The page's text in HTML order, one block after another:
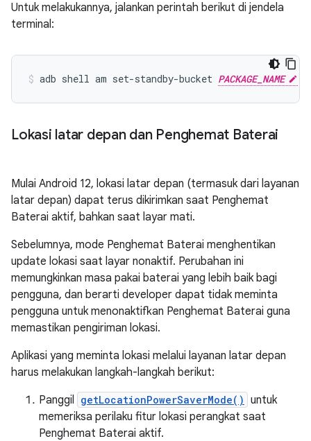
Untuk melakukannya, jalankan perintah berikut di jendela
terminal:
adb shell am set-standby-bucket PACKAGE_NAME
Lokasi latar depan dan Penghemat Baterai
Mulai Android 12, lokasi latar depan (termasuk dari layanan
latar depan) dapat terus dikirimkan saat Penghemat
Baterai aktif, bahkan saat layar mati.
Sebelumnya, mode Penghemat Baterai menghentikan
update lokasi saat layar nonaktif. Perubahan ini
memungkinkan masa pakai baterai yang lebih baik bagi
pengguna, dan berarti developer dapat tidak meminta
pengguna untuk menonaktifkan Penghemat Baterai guna
memastikan pengiriman lokasi.
Aplikasi yang meminta lokasi melalui layanan latar depan
harus melakukan langkah-langkah berikut:
Panggil getLocationPowerSaverMode() untuk
memeriksa perilaku fitur lokasi perangkat saat
Penghemat Baterai aktif.